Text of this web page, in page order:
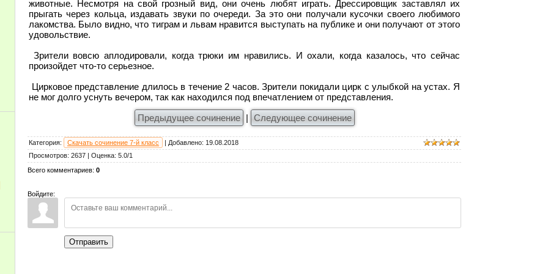
животные. Несмотря на свой грозный вид, они очень любят играть. Дрессировщик заставлял их
прыгать через кольца, издавать звуки по очереди. За это они получали кусочки своего любимого
лакомства. Было видно, что тиграм и львам нравится выступать на публике и они получают от этого
удовольствие.
Зрители вовсю аплодировали, когда трюки им нравились. И охали, когда казалось, что сейчас
произойдет что-то серьезное.
Цирковое представление длилось в течение 2 часов. Зрители покидали цирк с улыбкой на устах. Я
не мог долго уснуть вечером, так как находился под впечатлением от представления.
Предыдущее сочинение
| Следующее сочинение
Категория: Скачать сочинение 7-й класс Добавлено: 19.08.2018
Просмотров: 2637 Оценка: 5.0/1
Всего комментариев: 0
Войдите:
Отправить